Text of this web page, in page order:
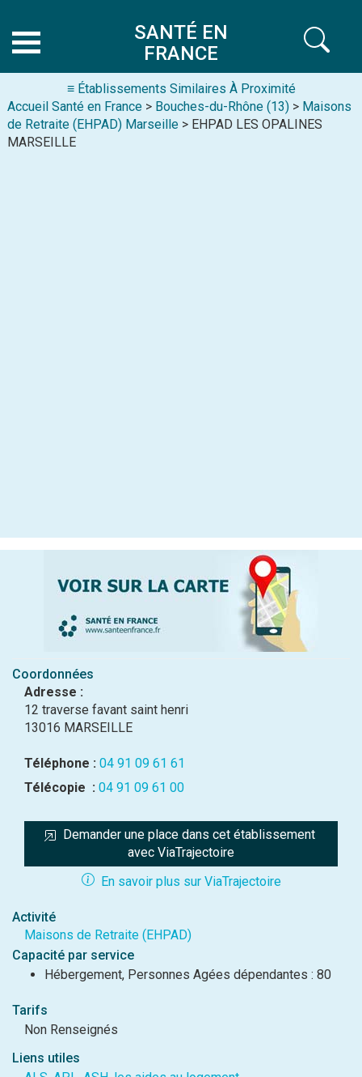
SANTÉ EN
FRANCE
≡ Établissements Similaires À Proximité
Accueil Santé en France > Bouches-du-Rhône (13) > Maisons
de Retraite (EHPAD) Marseille > EHPAD LES OPALINES
MARSEILLE
Coordonnées
Adresse :
12 traverse favant saint henri
13016 MARSEILLE
Téléphone : 04 91 09 61 61
Télécopie : 04 91 09 61 00
Demander une place dans cet établissement
avec ViaTrajectoire
En savoir plus sur ViaTrajectoire
Activité
Maisons de Retraite (EHPAD)
Capacité par service
Hébergement, Personnes Agées dépendantes : 80
Tarifs
Non Renseignés
Liens utiles